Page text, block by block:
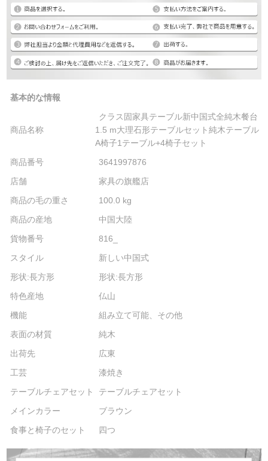
基本的な情報
商品名称
クラス固家具テーブル新中国式全純木餐台
1.5 m大理石形テーブルセット純木テーブル
A椅子1テーブル+4椅子セット
商品番号
3641997876
店舗
家具の旗艦店
商品の毛の重さ
100.0 kg
商品の産地
中国大陸
貨物番号
816_
スタイル
新しい中国式
形状:長方形
形状:長方形
特色産地
仏山
機能
組み立て可能、その他
表面の材質
純木
出荷先
広東
工芸
漆焼き
テーブルチェアセット
テーブルチェアセット
メインカラー
ブラウン
食事と椅子のセット
四つ